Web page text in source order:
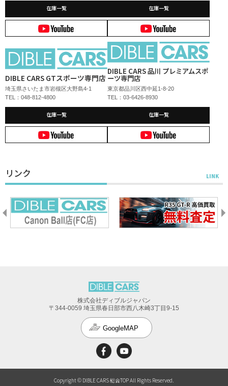
在庫一覧 在庫一覧
DIBLE CARS GTスポーツ専門店
埼玉県さいたま市岩槻区大野島4-1
TEL：048-812-4800
在庫一覧
DIBLE CARS 品川 プレミアムスポ
ーツ専門店
東京都品川区西中延1-8-20
TEL：03-6426-8930
在庫一覧
リンク
株式会社ディブルジャパン
〒344-0059 埼玉県春日部市西八木崎3丁目9-15
GoogleMAP
Copyright © DIBLE CARS 総合TOP All Rights Reserved.